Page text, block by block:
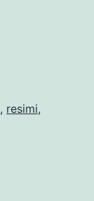
, resimi,